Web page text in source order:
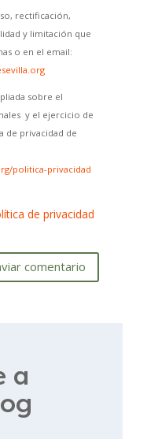
rectificación,
y limitación que
o en el email:
sobre el
y el ejercicio de
de privacidad de
politica-privacidad
de privacidad
comentario
a